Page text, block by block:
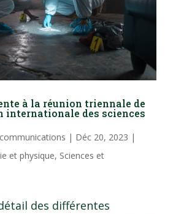
à la réunion triennale de
internationale des sciences
| Déc 20, 2023 |
et physique, Sciences et
des différentes